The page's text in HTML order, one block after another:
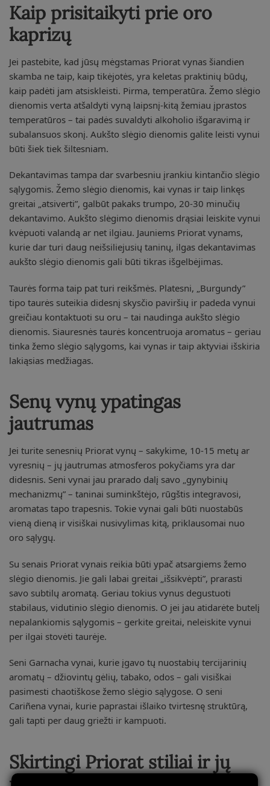
Kaip prisitaikyti prie oro
kaprizų
Jei pastebite, kad jūsų mėgstamas Priorat vynas šiandien
skamba ne taip, kaip tikėjotės, yra keletas praktinių būdų,
kaip padėti jam atsiskleisti. Pirma, temperatūra. Žemo slėgio
dienomis verta atšaldyti vyną laipsnį-kitą žemiau įprastos
temperatūros – tai padės suvaldyti alkoholio išgaravimą ir
subalansuos skonį. Aukšto slėgio dienomis galite leisti vynui
būti šiek tiek šiltesniam.
Dekantavimas tampa dar svarbesniu įrankiu kintančio slėgio
sąlygomis. Žemo slėgio dienomis, kai vynas ir taip linkęs
greitai „atsiverti”, galbūt pakaks trumpo, 20-30 minučių
dekantavimo. Aukšto slėgimo dienomis drąsiai leiskite vynui
kvėpuoti valandą ar net ilgiau. Jauniems Priorat vynams,
kurie dar turi daug neišsiliejusių taninų, ilgas dekantavimas
aukšto slėgio dienomis gali būti tikras išgelbėjimas.
Taurės forma taip pat turi reikšmės. Platesni, „Burgundy”
tipo taurės suteikia didesnį skysčio paviršių ir padeda vynui
greičiau kontaktuoti su oru – tai naudinga aukšto slėgio
dienomis. Siauresnės taurės koncentruoja aromatus – geriau
tinka žemo slėgio sąlygoms, kai vynas ir taip aktyviai išskiria
lakiąsias medžiagas.
Senų vynų ypatingas
jautrumas
Jei turite senesnių Priorat vynų – sakykime, 10-15 metų ar
vyresnių – jų jautrumas atmosferos pokyčiams yra dar
didesnis. Seni vynai jau prarado dalį savo „gynybinių
mechanizmų” – taninai suminkštėjo, rūgštis integravosi,
aromatas tapo trapesnis. Tokie vynai gali būti nuostabūs
vieną dieną ir visiškai nusivylimas kitą, priklausomai nuo
oro sąlygų.
Su senais Priorat vynais reikia būti ypač atsargiems žemo
slėgio dienomis. Jie gali labai greitai „išsikvėpti”, prarasti
savo subtilų aromatą. Geriau tokius vynus degustuoti
stabilaus, vidutinio slėgio dienomis. O jei jau atidarėte butelį
nepalankiomis sąlygomis – gerkite greitai, neleiskite vynui
per ilgai stovėti taurėje.
Seni Garnacha vynai, kurie įgavo tų nuostabių tercijarinių
aromatų – džiovintų gėlių, tabako, odos – gali visiškai
pasimesti chaotiškose žemo slėgio sąlygose. O seni
Cariñena vynai, kurie paprastai išlaiko tvirtesnę struktūrą,
gali tapti per daug griežti ir kampuoti.
Skirtingi Priorat stiliai ir jų